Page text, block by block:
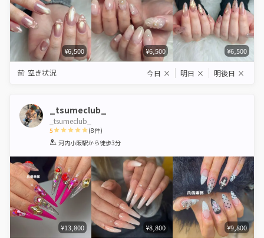
¥6,500 ¥6,500 ¥6,500
空き状況 今日 × 明日 × 明後日 ×
_tsumeclub_
_tsumeclub_
5
1 2 3 4 5
(8件)
河内小阪駅から徒歩3分
¥13,800 ¥8,800 ¥9,800